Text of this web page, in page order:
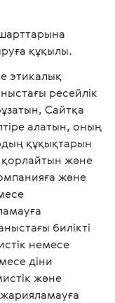
құқылы.
этикалық
ресейлік
Сайтқа
алатын, оның
құқықтарын
және
және
билікті
немесе
діни
және